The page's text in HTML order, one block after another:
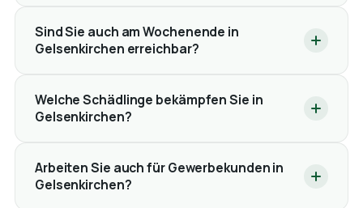
Sind Sie auch am Wochenende in
Gelsenkirchen erreichbar?
Welche Schädlinge bekämpfen Sie in
Gelsenkirchen?
Arbeiten Sie auch für Gewerbekunden in
Gelsenkirchen?